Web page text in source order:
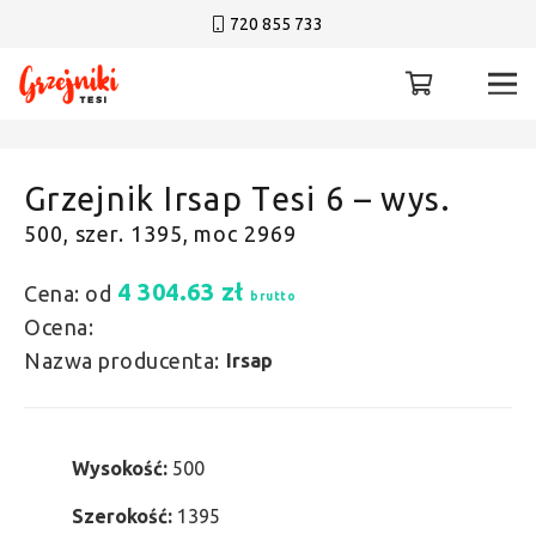
720 855 733
Grzejnik Irsap Tesi 6 – wys.
500, szer. 1395, moc 2969
Cena: od 4 304.63 zł brutto
Ocena:
Nazwa producenta: Irsap
Wysokość: 500
Szerokość: 1395